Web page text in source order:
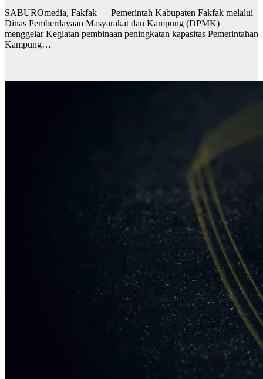
SABUROmedia, Fakfak — Pemerintah Kabupaten Fakfak melalui
Dinas Pemberdayaan Masyarakat dan Kampung (DPMK)
menggelar Kegiatan pembinaan peningkatan kapasitas Pemerintahan
Kampung…